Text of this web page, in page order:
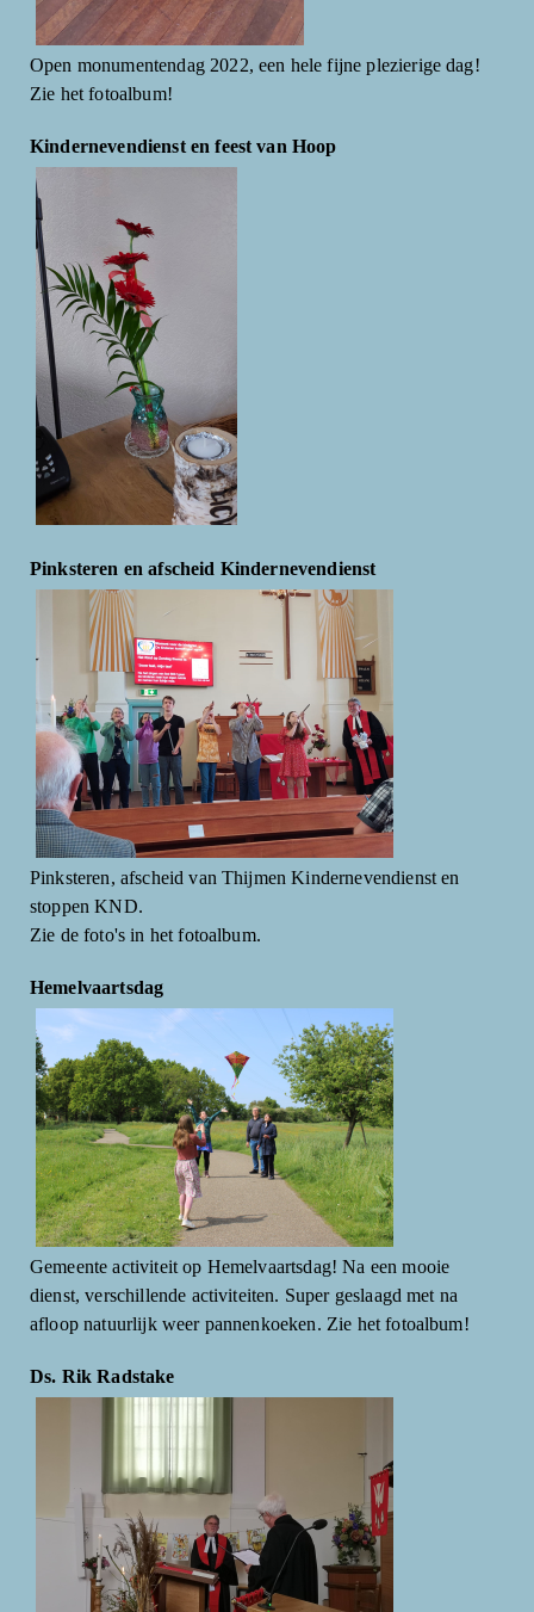
Open monumentendag 2022, een hele fijne plezierige dag!
Zie het fotoalbum!
Kindernevendienst en feest van Hoop
Pinksteren en afscheid Kindernevendienst
Pinksteren, afscheid van Thijmen Kindernevendienst en
stoppen KND.
Zie de foto's in het fotoalbum.
Hemelvaartsdag
Gemeente activiteit op Hemelvaartsdag! Na een mooie
dienst, verschillende activiteiten. Super geslaagd met na
afloop natuurlijk weer pannenkoeken. Zie het fotoalbum!
Ds. Rik Radstake